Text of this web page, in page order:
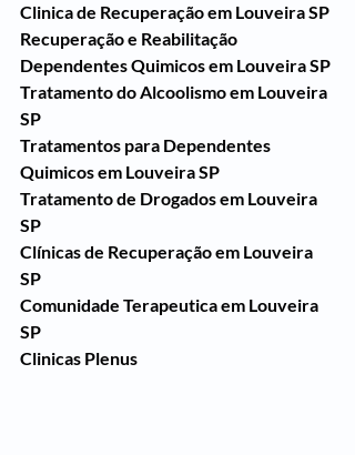
Clinica de Recuperação em Louveira SP
Recuperação e Reabilitação
Dependentes Quimicos em Louveira SP
Tratamento do Alcoolismo em Louveira
SP
Tratamentos para Dependentes
Quimicos em Louveira SP
Tratamento de Drogados em Louveira
SP
Clínicas de Recuperação em Louveira
SP
Comunidade Terapeutica em Louveira
SP
Clinicas Plenus